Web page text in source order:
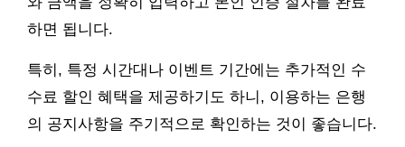
하면 됩니다.
특히, 특정 시간대나 이벤트 기간에는 추가적인 수
수료 할인 혜택을 제공하기도 하니, 이용하는 은행
의 공지사항을 주기적으로 확인하는 것이 좋습니다.